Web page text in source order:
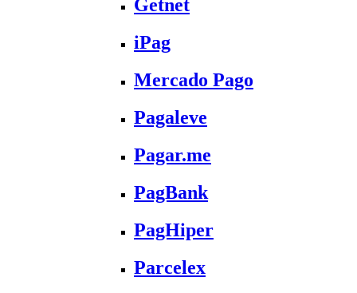
Getnet
iPag
Mercado Pago
Pagaleve
Pagar.me
PagBank
PagHiper
Parcelex